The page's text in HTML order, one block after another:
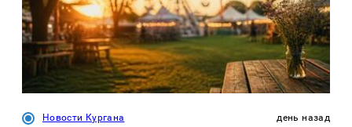
Новости Кургана день назад